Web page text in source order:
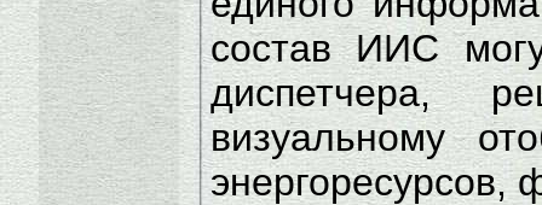
состав ИИС
диспетчера,
визуальному
энергоресурсов,